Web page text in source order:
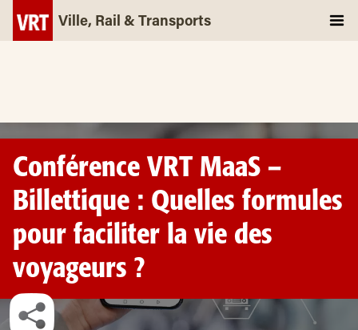
Ville, Rail & Transports
Conférence VRT MaaS –
Billettique : Quelles formules
pour faciliter la vie des
voyageurs ?